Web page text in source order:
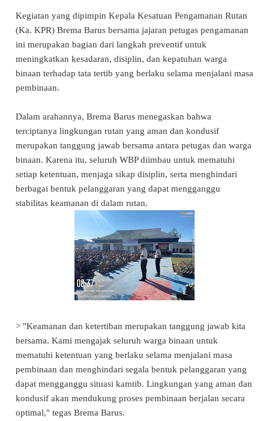
Kegiatan yang dipimpin Kepala Kesatuan Pengamanan Rutan
(Ka. KPR) Brema Barus bersama jajaran petugas pengamanan
ini merupakan bagian dari langkah preventif untuk
meningkatkan kesadaran, disiplin, dan kepatuhan warga
binaan terhadap tata tertib yang berlaku selama menjalani masa
pembinaan.
Dalam arahannya, Brema Barus menegaskan bahwa
terciptanya lingkungan rutan yang aman dan kondusif
merupakan tanggung jawab bersama antara petugas dan warga
binaan. Karena itu, seluruh WBP diimbau untuk mematuhi
setiap ketentuan, menjaga sikap disiplin, serta menghindari
berbagai bentuk pelanggaran yang dapat mengganggu
stabilitas keamanan di dalam rutan.
> "Keamanan dan ketertiban merupakan tanggung jawab kita
bersama. Kami mengajak seluruh warga binaan untuk
mematuhi ketentuan yang berlaku selama menjalani masa
pembinaan dan menghindari segala bentuk pelanggaran yang
dapat mengganggu situasi kamtib. Lingkungan yang aman dan
kondusif akan mendukung proses pembinaan berjalan secara
optimal," tegas Brema Barus.